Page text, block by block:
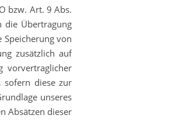
bzw. Art. 9 Abs.
die Übertragung
von
zusätzlich auf
vorvertraglicher
sofern diese zur
unseres
Absätzen dieser